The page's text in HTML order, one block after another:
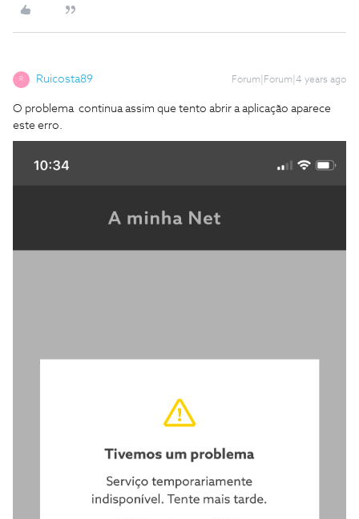
R Ruicosta89 Forum|Forum|4 years ago
O problema continua assim que tento abrir a aplicação aparece
este erro.